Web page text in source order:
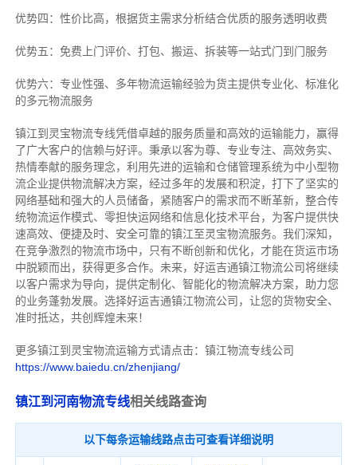
优势四：性价比高，根据货主需求分析结合优质的服务透明收费
优势五：免费上门评价、打包、搬运、拆装等一站式门到门服务
优势六：专业性强、多年物流运输经验为货主提供专业化、标准化
的多元物流服务
镇江到灵宝物流专线凭借卓越的服务质量和高效的运输能力，赢得
了广大客户的信赖与好评。 秉承以客为尊、专业专注、高效务实、
热情奉献的服务理念，利用先进的运输和仓储管理系统为中小型物
流企业提供物流解决方案，经过多年的发展和积淀，打下了坚实的
网络基础和强大的人员储备，紧随客户的需求而不断革新，整合传
统物流运作模式、零担快运网络和信息化技术平台，为客户提供快
速高效、便捷及时、安全可靠的镇江至灵宝物流服务。 我们深知，
在竞争激烈的物流市场中，只有不断创新和优化，才能在货运市场
中脱颖而出，获得更多合作。 未来，好运吉通镇江物流公司将继续
以客户需求为导向，提供定制化、智能化的物流解决方案，助力您
的业务蓬勃发展。选择好运吉通镇江物流公司，让您的货物安全、
准时抵达，共创辉煌未来！
更多镇江到灵宝物流运输方式请点击：镇江物流专线公司
https://www.baiedu.cn/zhenjiang/
镇江到河南物流专线相关线路查询
以下每条运输线路点击可查看详细说明